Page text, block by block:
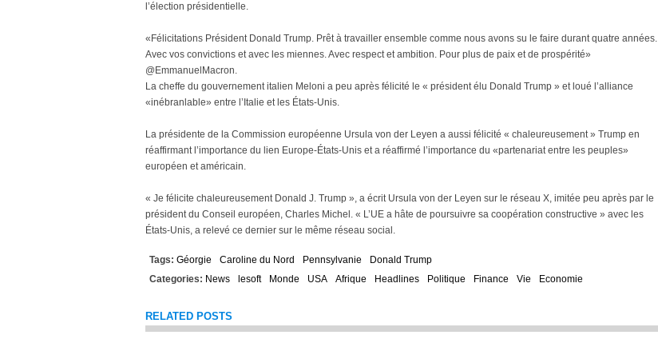
l’élection présidentielle.
«Félicitations Président Donald Trump. Prêt à travailler ensemble comme nous avons su le faire durant quatre années.
Avec vos convictions et avec les miennes. Avec respect et ambition. Pour plus de paix et de prospérité»
@EmmanuelMacron.
La cheffe du gouvernement italien Meloni a peu après félicité le « président élu Donald Trump » et loué l’alliance
«inébranlable» entre l’Italie et les États-Unis.
La présidente de la Commission européenne Ursula von der Leyen a aussi félicité « chaleureusement » Trump en
réaffirmant l’importance du lien Europe-États-Unis et a réaffirmé l’importance du «partenariat entre les peuples»
européen et américain.
« Je félicite chaleureusement Donald J. Trump », a écrit Ursula von der Leyen sur le réseau X, imitée peu après par le
président du Conseil européen, Charles Michel. « L’UE a hâte de poursuivre sa coopération constructive » avec les
États-Unis, a relevé ce dernier sur le même réseau social.
Tags: Géorgie Caroline du Nord Pennsylvanie
Donald Trump
Categories: News lesoft Monde USA Afrique Headlines Politique Finance Vie Economie
RELATED POSTS